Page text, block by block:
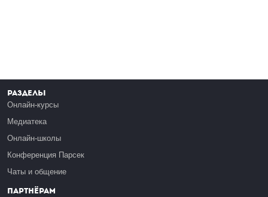
Разделы
Онлайн-курсы
Медиатека
Онлайн-школы
Конференция Парсек
Чаты и общение
Партнёрам